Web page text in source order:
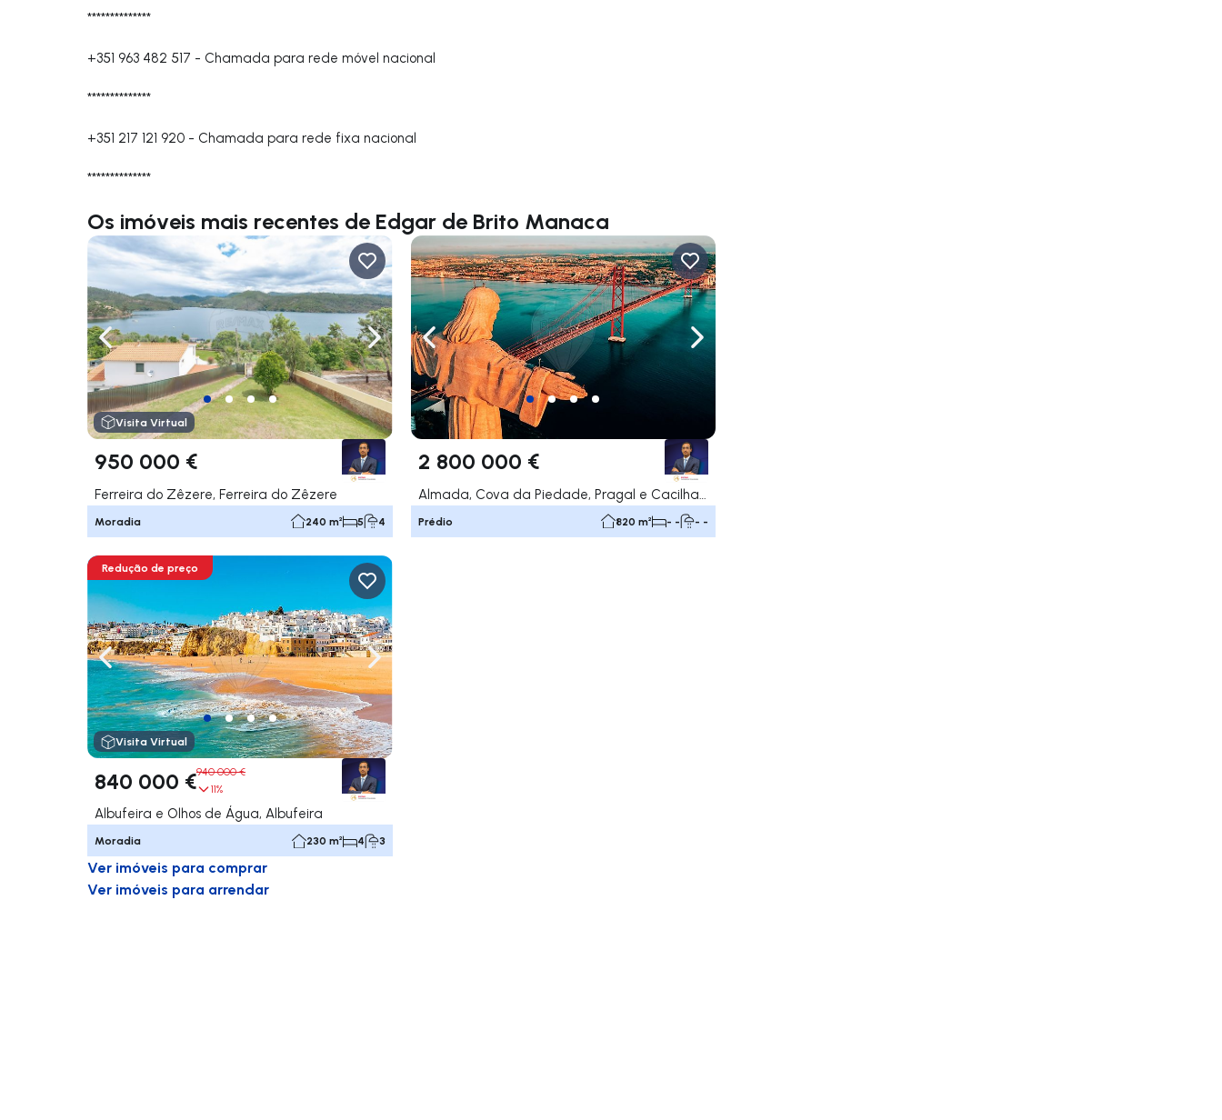
**************
+351 963 482 517 - Chamada para rede móvel nacional
**************
+351 217 121 920 - Chamada para rede fixa nacional
**************
Os imóveis mais recentes de Edgar de Brito Manaca
Navegação para a esquerda Navegação para a direita
Visita Virtual
950 000 €
Ferreira do Zêzere, Ferreira do Zêzere
Moradia 240 m² 5 4
Navegação para a esquerda Navegação para a direita
2 800 000 €
Prédio 820 m² - - - -
Navegação para a esquerda Navegação para a direita
Redução de preço
Visita Virtual
840 000 €940 000 €
11%
Albufeira e Olhos de Água, Albufeira
Moradia 230 m² 4 3
Ver imóveis para comprar
Ver imóveis para arrendar